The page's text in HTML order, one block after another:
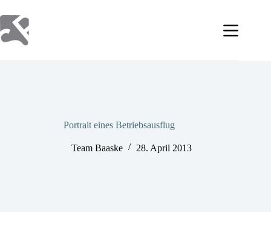
Inhalt
springen
Portrait eines Betriebsausflug
Team Baaske 28. April 2013